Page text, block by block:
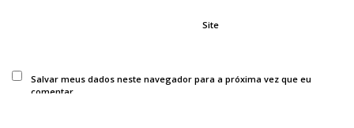
Site
Salvar meus dados neste navegador para a próxima vez que eu
comentar.